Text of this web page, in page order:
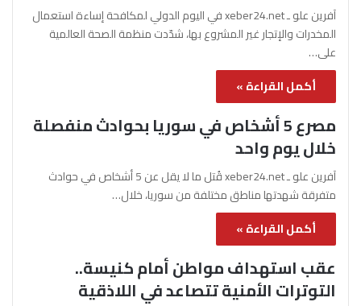
آفرين علو ـ xeber24.net في اليوم الدولي لمكافحة إساءة استعمال
المخدرات والإتجار غير المشروع بها، شدّدت منظمة الصحة العالمية
على…
أكمل القراءة »
مصرع 5 أشخاص في سوريا بحوادث منفصلة
خلال يوم واحد
آفرين علو ـ xeber24.net قُتل ما لا يقل عن 5 أشخاص في حوادث
متفرقة شهدتها مناطق مختلفة من سوريا، خلال…
أكمل القراءة »
عقب استهداف مواطن أمام كنيسة..
التوترات الأمنية تتصاعد في اللاذقية